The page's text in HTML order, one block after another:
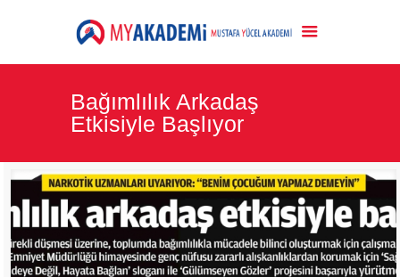
Bağımlılık Arkadaş
Etkisiyle Başlıyor